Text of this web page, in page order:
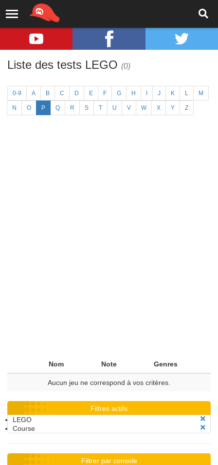
Liste des tests LEGO (0)
0-9 A B C D E F G H J K L M
N O P Q R S T U V W X Y Z
Nom Note Genres
Aucun jeu ne correspond à vos critères.
Filtres actifs
LEGO
Course
Filtrer par console